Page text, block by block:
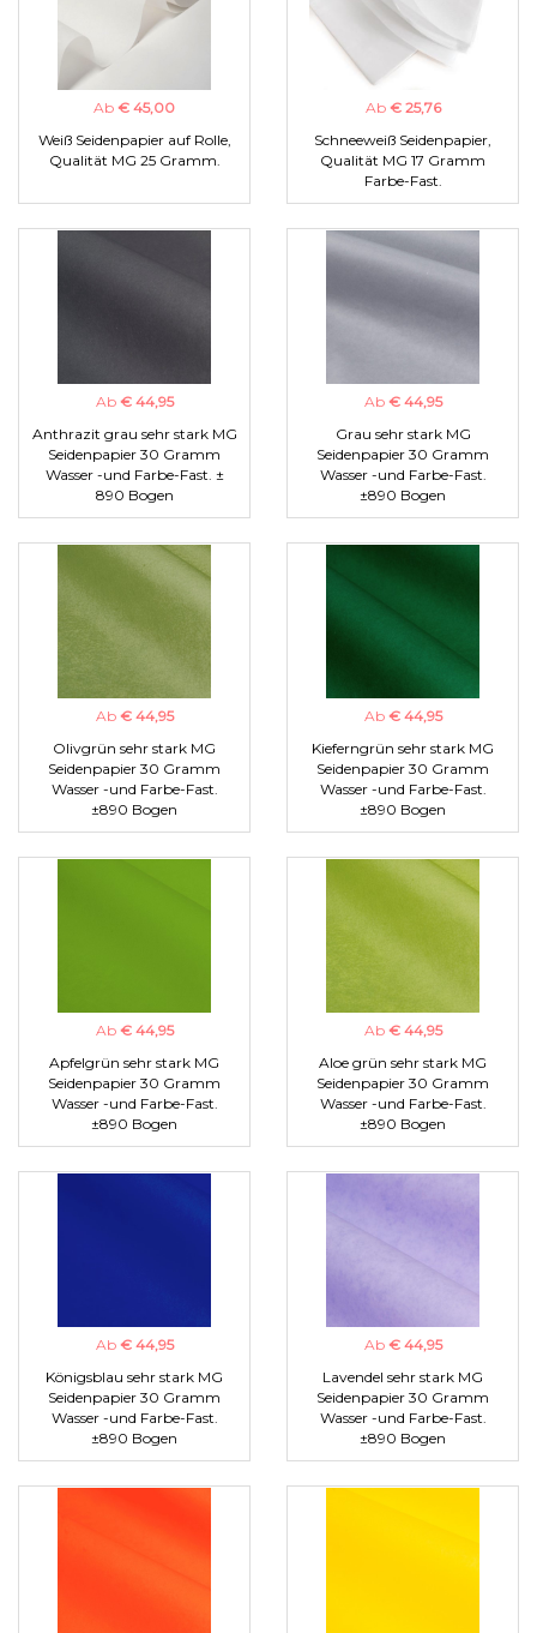
Ab € 45,00
Weiß Seidenpapier auf Rolle,
Qualität MG 25 Gramm.
Ab € 25,76
Schneeweiß Seidenpapier,
Qualität MG 17 Gramm
Farbe-Fast.
Ab € 44,95
Anthrazit grau sehr stark MG
Seidenpapier 30 Gramm
Wasser -und Farbe-Fast. ±
890 Bogen
Ab € 44,95
Grau sehr stark MG
Seidenpapier 30 Gramm
Wasser -und Farbe-Fast.
±890 Bogen
Ab € 44,95
Olivgrün sehr stark MG
Seidenpapier 30 Gramm
Wasser -und Farbe-Fast.
±890 Bogen
Ab € 44,95
Kieferngrün sehr stark MG
Seidenpapier 30 Gramm
Wasser -und Farbe-Fast.
±890 Bogen
Ab € 44,95
Apfelgrün sehr stark MG
Seidenpapier 30 Gramm
Wasser -und Farbe-Fast.
±890 Bogen
Ab € 44,95
Aloe grün sehr stark MG
Seidenpapier 30 Gramm
Wasser -und Farbe-Fast.
±890 Bogen
Ab € 44,95
Königsblau sehr stark MG
Seidenpapier 30 Gramm
Wasser -und Farbe-Fast.
±890 Bogen
Ab € 44,95
Lavendel sehr stark MG
Seidenpapier 30 Gramm
Wasser -und Farbe-Fast.
±890 Bogen